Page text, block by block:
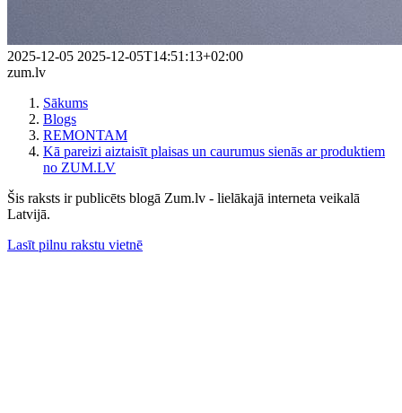
2025-12-05 2025-12-05T14:51:13+02:00
zum.lv
Sākums
Blogs
REMONTAM
Kā pareizi aiztaisīt plaisas un caurumus sienās ar produktiem
no ZUM.LV
Šis raksts ir publicēts blogā Zum.lv - lielākajā interneta veikalā
Latvijā.
Lasīt pilnu rakstu vietnē